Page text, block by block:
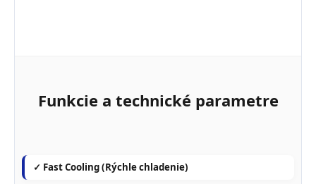
Funkcie a technické parametre
✓ Fast Cooling (Rýchle chladenie)